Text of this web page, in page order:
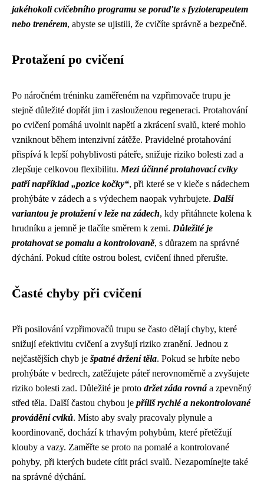
jakéhokoli cvičebního programu se poraďte s fyzioterapeutem
nebo trenérem, abyste se ujistili, že cvičíte správně a bezpečně.
Protažení po cvičení
Po náročném tréninku zaměřeném na vzpřimovače trupu je
stejně důležité dopřát jim i zaslouženou regeneraci. Protahování
po cvičení pomáhá uvolnit napětí a zkrácení svalů, které mohlo
vzniknout během intenzivní zátěže. Pravidelné protahování
přispívá k lepší pohyblivosti páteře, snižuje riziko bolesti zad a
zlepšuje celkovou flexibilitu. Mezi účinné protahovací cviky
patří například „pozice kočky“, při které se v kleče s nádechem
prohýbáte v zádech a s výdechem naopak vyhrbujete. Další
variantou je protažení v leže na zádech, kdy přitáhnete kolena k
hrudníku a jemně je tlačíte směrem k zemi. Důležité je
protahovat se pomalu a kontrolovaně, s důrazem na správné
dýchání. Pokud cítíte ostrou bolest, cvičení ihned přerušte.
Časté chyby při cvičení
Při posilování vzpřimovačů trupu se často dělají chyby, které
snižují efektivitu cvičení a zvyšují riziko zranění. Jednou z
nejčastějších chyb je špatné držení těla. Pokud se hrbíte nebo
prohýbáte v bedrech, zatěžujete páteř nerovnoměrně a zvyšujete
riziko bolesti zad. Důležité je proto držet záda rovná a zpevněný
střed těla. Další častou chybou je příliš rychlé a nekontrolované
provádění cviků. Místo aby svaly pracovaly plynule a
koordinovaně, dochází k trhavým pohybům, které přetěžují
klouby a vazy. Zaměřte se proto na pomalé a kontrolované
pohyby, při kterých budete cítit práci svalů. Nezapomínejte také
na správné dýchání.